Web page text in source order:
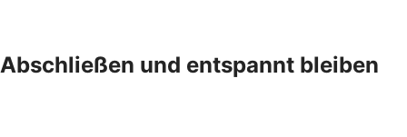
Abschließen und entspannt bleiben